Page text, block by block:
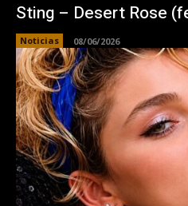
Sting – Desert Rose
Noticias 08/06/2026